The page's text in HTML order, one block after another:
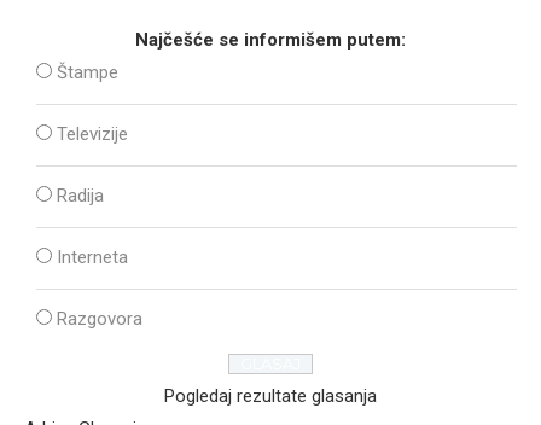
Najčešće se informišem putem:
Štampe
Televizije
Radija
Interneta
Razgovora
Pogledaj rezultate glasanja